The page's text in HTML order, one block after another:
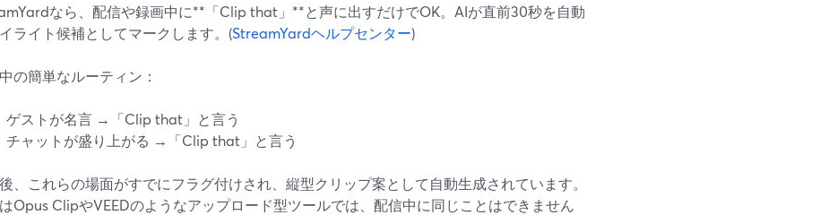
なら、配信や録画中に**「Clip that」**と声に出すだけでOK。AIが直前30秒を自動
ライト候補としてマークします。(StreamYardヘルプセンター)
の簡単なルーティン：
ゲストが名言 →「Clip that」と言う
チャットが盛り上がる →「Clip that」と言う
、これらの場面がすでにフラグ付けされ、縦型クリップ案として自動生成されています。
Opus ClipやVEEDのようなアップロード型ツールでは、配信中に同じことはできません